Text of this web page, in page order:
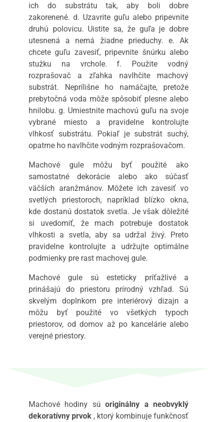
ich do substrátu tak, aby boli dobre
zakorenené. d. Uzavrite guľu alebo pripevnite
druhú polovicu. Uistite sa, že guľa je dobre
utesnená a nemá žiadne prieduchy. e. Ak
chcete guľu zavesiť, pripevnite šnúrku alebo
stužku na vrchole. f. Použite vodný
rozprašovač a zľahka navlhčite machový
substrát. Neprílišne ho namáčajte, pretože
prebytočná voda môže spôsobiť plesne alebo
hnilobu. g. Umiestnite machovú guľu na svoje
vybrané miesto a pravidelne kontrolujte
vlhkosť substrátu. Pokiaľ je substrát suchý,
opatrne ho navlhčite vodným rozprašovačom.
Machové gule môžu byť použité ako
samostatné dekorácie alebo ako súčasť
väčších aranžmánov. Môžete ich zavesiť vo
svetlých priestoroch, napríklad blízko okna,
kde dostanú dostatok svetla. Je však dôležité
si uvedomiť, že mach potrebuje dostatok
vlhkosti a svetla, aby sa udržal živý. Preto
pravidelne kontrolujte a udržujte optimálne
podmienky pre rast machovej gule.
Machové gule sú esteticky príťažlivé a
prinášajú do priestoru prírodný vzhľad. Sú
skvelým doplnkom pre interiérový dizajn a
môžu byť použité vo všetkých typoch
priestorov, od domov až po kancelárie alebo
verejné priestory.
Machové hodiny súoriginálny a neobvyklý
dekoratívny prvok , ktorý kombinuje funkčnosť